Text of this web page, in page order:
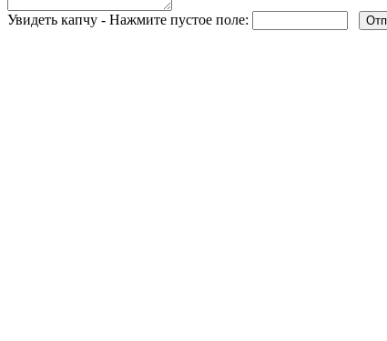
Увидеть капчу - Нажмите пустое поле: